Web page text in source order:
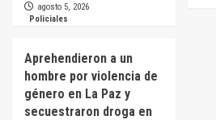
agosto 5, 2026
Policiales
Aprehendieron a un
hombre por violencia de
género en La Paz y
secuestraron droga en